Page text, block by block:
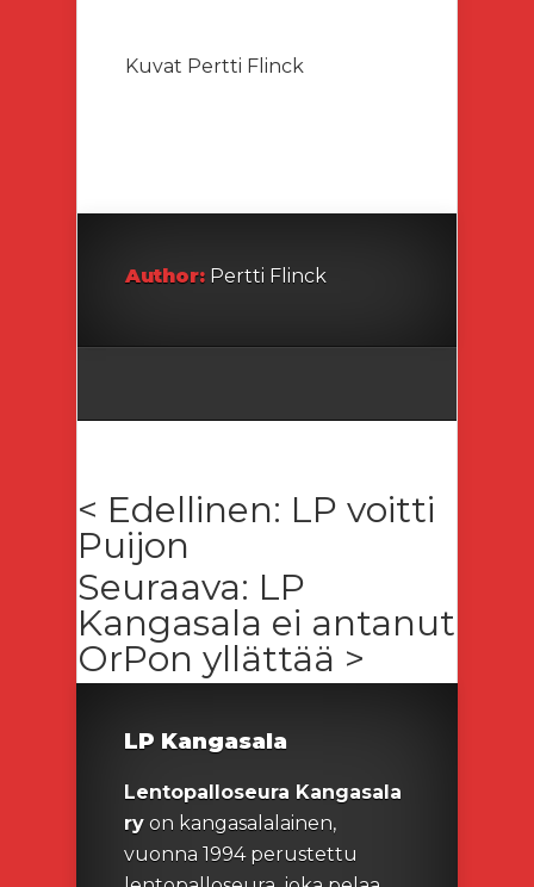
Kuvat Pertti Flinck
Author: Pertti Flinck
< Edellinen: LP voitti
Puijon
Seuraava: LP
Kangasala ei antanut
OrPon yllättää >
LP Kangasala
Lentopalloseura Kangasala
ry on kangasalalainen,
vuonna 1994 perustettu